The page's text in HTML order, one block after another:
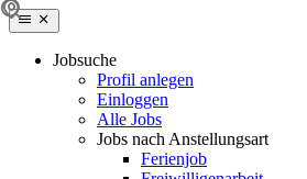
Jobsuche
Profil anlegen
Einloggen
Alle Jobs
Jobs nach Anstellungsart
Ferienjob